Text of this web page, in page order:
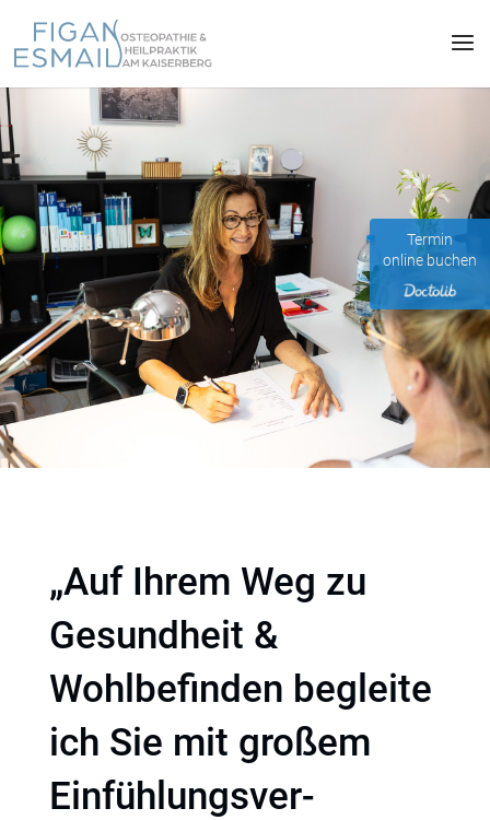
„Auf Ihrem Weg zu
Gesundheit &
Wohlbefinden begleite
ich Sie mit großem
Ein­fühl­ungs­ver­
Termin
online buchen